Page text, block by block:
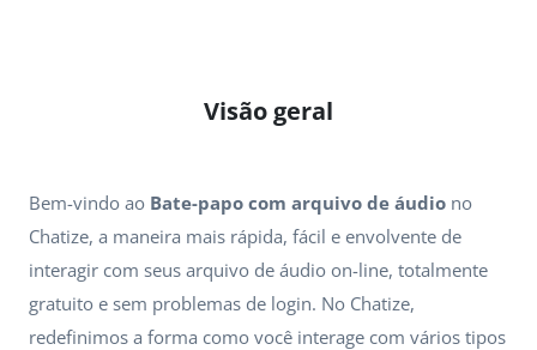
Visão geral
Bem-vindo ao Bate-papo com arquivo de áudio no
Chatize, a maneira mais rápida, fácil e envolvente de
interagir com seus arquivo de áudio on-line, totalmente
gratuito e sem problemas de login. No Chatize,
redefinimos a forma como você interage com vários tipos